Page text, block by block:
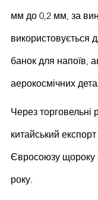
мм до 0,2 мм, за
використовується
банок для напоїв,
аерокосмічних
Через торговельні
китайський
Євросоюзу щороку
року.